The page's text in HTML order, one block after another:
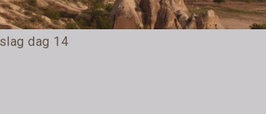
dag 14